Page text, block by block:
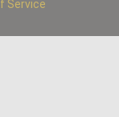
Service